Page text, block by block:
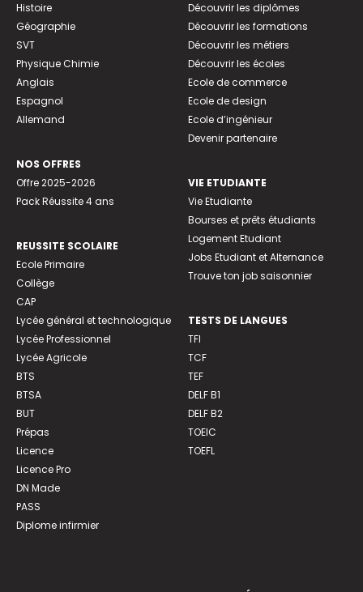
Histoire
Géographie
SVT
Physique Chimie
Anglais
Espagnol
Allemand
NOS OFFRES
Offre 2025-2026
Pack Réussite 4 ans
REUSSITE SCOLAIRE
Ecole Primaire
Collège
CAP
Lycée général et technologique
Lycée Professionnel
Lycée Agricole
BTS
BTSA
BUT
Prépas
Licence
Licence Pro
DN Made
PASS
Diplome infirmier
Découvrir les diplômes
Découvrir les formations
Découvrir les métiers
Découvrir les écoles
Ecole de commerce
Ecole de design
Ecole d’ingénieur
Devenir partenaire
VIE ETUDIANTE
Vie Etudiante
Bourses et prêts étudiants
Logement Etudiant
Jobs Etudiant et Alternance
Trouve ton job saisonnier
TESTS DE LANGUES
TFI
TCF
TEF
DELF B1
DELF B2
TOEIC
TOEFL